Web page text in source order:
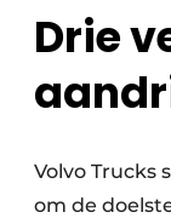
Drie
Volvo Trucks
om de